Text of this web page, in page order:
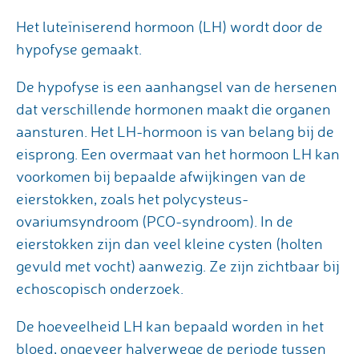
Het luteïniserend hormoon (LH) wordt door de
hypofyse gemaakt.
De hypofyse is een aanhangsel van de hersenen
dat verschillende hormonen maakt die organen
aansturen. Het LH-hormoon is van belang bij de
eisprong. Een overmaat van het hormoon LH kan
voorkomen bij bepaalde afwijkingen van de
eierstokken, zoals het polycysteus-
ovariumsyndroom (PCO-syndroom). In de
eierstokken zijn dan veel kleine cysten (holten
gevuld met vocht) aanwezig. Ze zijn zichtbaar bij
echoscopisch onderzoek.
De hoeveelheid LH kan bepaald worden in het
bloed, ongeveer halverwege de periode tussen